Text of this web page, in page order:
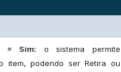
= Sim: o sistema permite
item, podendo ser Retira ou